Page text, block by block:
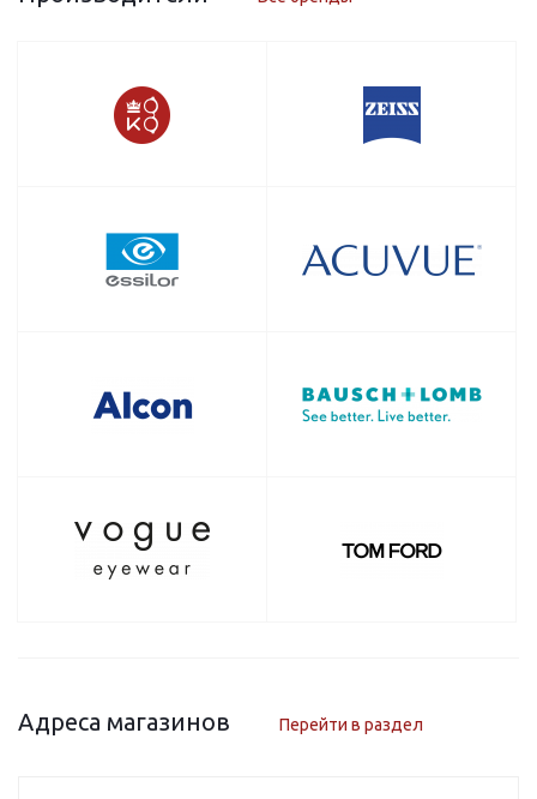
Адреса магазинов Перейти в раздел